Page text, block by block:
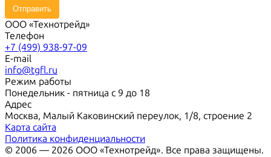
Отправить
ООО «Технотрейд»
Телефон
+7 (499) 938-97-09
E-mail
info@tgfl.ru
Режим работы
Понедельник - пятница с 9 до 18
Адрес
Москва, Малый Каковинский переулок, 1/8, строение 2
Карта сайта
Политика конфиденциальности
© 2006 — 2026 ООО «Технотрейд». Все права защищены.